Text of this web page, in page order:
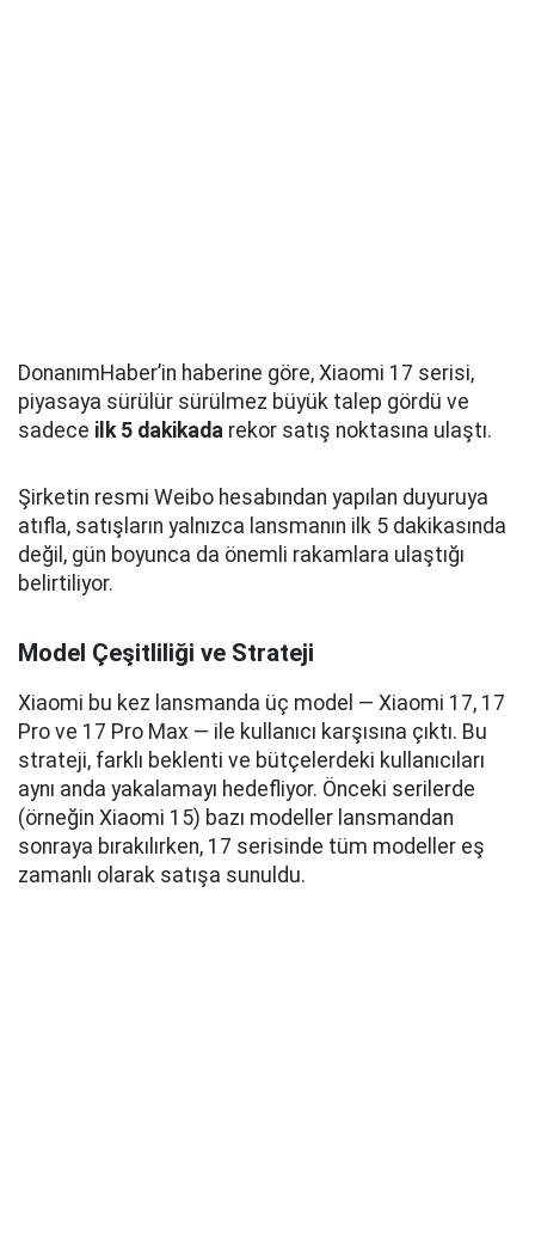
DonanımHaber’in haberine göre, Xiaomi 17 serisi,
piyasaya sürülür sürülmez büyük talep gördü ve
sadece ilk 5 dakikada rekor satış noktasına ulaştı.
Şirketin resmi Weibo hesabından yapılan duyuruya
atıfla, satışların yalnızca lansmanın ilk 5 dakikasında
değil, gün boyunca da önemli rakamlara ulaştığı
belirtiliyor.
Model Çeşitliliği ve Strateji
Xiaomi bu kez lansmanda üç model — Xiaomi 17, 17
Pro ve 17 Pro Max — ile kullanıcı karşısına çıktı. Bu
strateji, farklı beklenti ve bütçelerdeki kullanıcıları
aynı anda yakalamayı hedefliyor. Önceki serilerde
(örneğin Xiaomi 15) bazı modeller lansmandan
sonraya bırakılırken, 17 serisinde tüm modeller eş
zamanlı olarak satışa sunuldu.